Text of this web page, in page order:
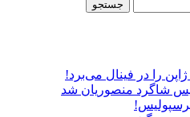
را در فینال می‌برد!
شاگرد منصوریان شد